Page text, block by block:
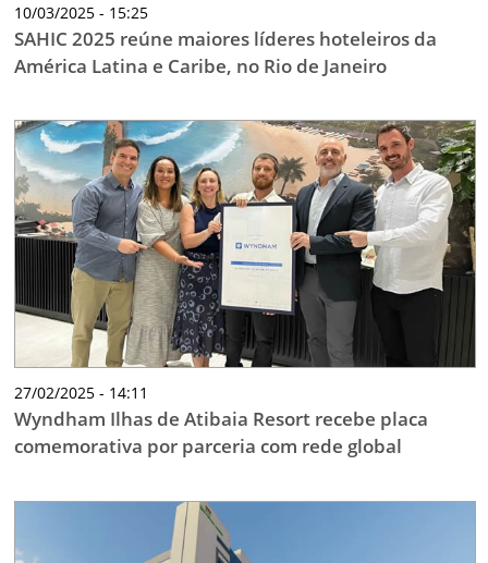
10/03/2025 - 15:25
SAHIC 2025 reúne maiores líderes hoteleiros da
América Latina e Caribe, no Rio de Janeiro
27/02/2025 - 14:11
Wyndham Ilhas de Atibaia Resort recebe placa
comemorativa por parceria com rede global